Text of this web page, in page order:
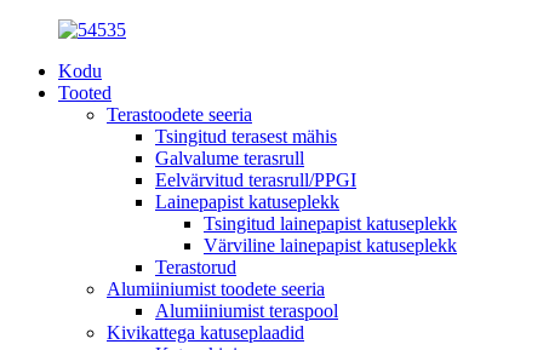
Kodu
Tooted
Terastoodete seeria
Tsingitud terasest mähis
Galvalume terasrull
Eelvärvitud terasrull/PPGI
Lainepapist katuseplekk
Tsingitud lainepapist katuseplekk
Värviline lainepapist katuseplekk
Terastorud
Alumiiniumist toodete seeria
Alumiiniumist teraspool
Kivikattega katuseplaadid